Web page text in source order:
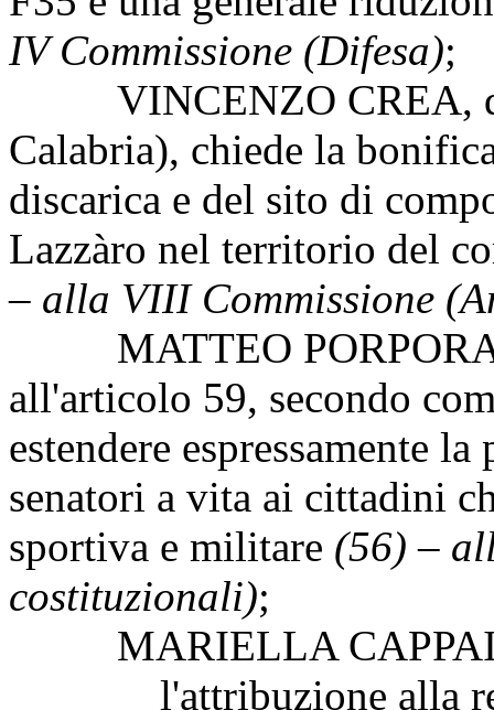
IV Commissione (Difesa);
VINCENZO CREA, da
Calabria), chiede la
discarica e del sito di
Lazzàro nel territorio del
– alla VIII Commissione
MATTEO PORPORA,
all'articolo 59, secondo
estendere espressamente
senatori a vita ai cittadini
sportiva e militare (56) –
costituzionali);
MARIELLA CAPPAI,
l'attribuzione alla